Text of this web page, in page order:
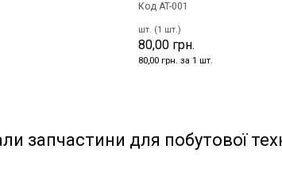
Код AT-001
шт. (1 шт.)
80,00 грн.
80,00 грн. за 1 шт.
запчастини для побутової